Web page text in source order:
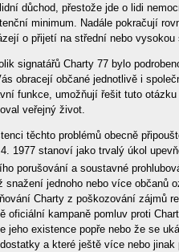
důchod, přestože jde o lidi
minimum. Nadále pokračují
o přijetí na střední nebo vysokou
signatářů Charty 77 bylo
obracejí občané jednotlivě i
funkce, umožňují řešit tuto
veřejný život.
těchto problémů obecně
1977 stanoví jako trvalý úkol
porušování a soustavné
snažení jednoho nebo více občanů
Charty z poškozování zájmů
oficiální kampaně pomluv proti
jeho existence popře nebo že se
a které ještě více nebo